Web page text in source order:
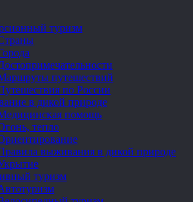
туризм
путешествий
по России
в дикой природе
помощь
тепло
выживания в дикой природе
туризм